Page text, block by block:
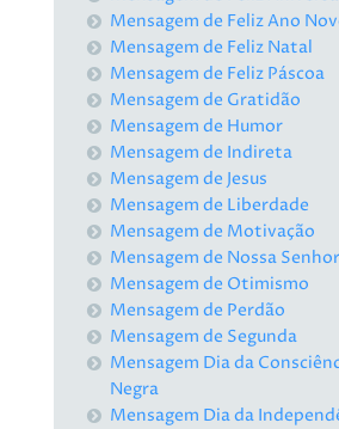
Mensagem de Feliz Ano
Mensagem de Feliz Natal
Mensagem de Feliz Páscoa
Mensagem de Gratidão
Mensagem de Humor
Mensagem de Indireta
Mensagem de Jesus
Mensagem de Liberdade
Mensagem de Motivação
Mensagem de Nossa
Mensagem de Otimismo
Mensagem de Perdão
Mensagem de Segunda
Mensagem Dia da
Negra
Mensagem Dia da